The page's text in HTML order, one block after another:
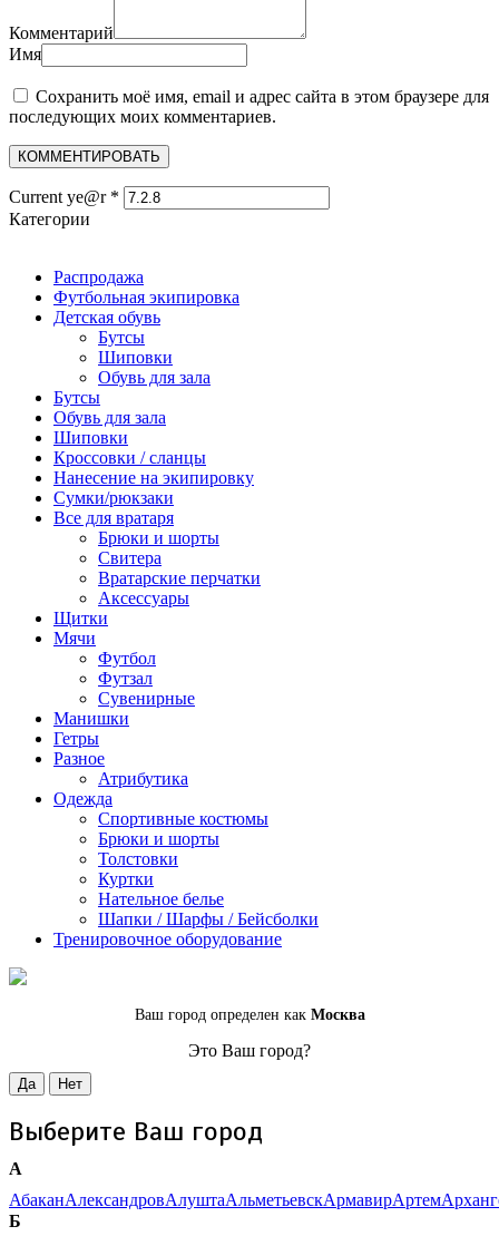
Комментарий
Имя
Сохранить моё имя, email и адрес сайта в этом браузере для
последующих моих комментариев.
Current ye@r *
Категории
Распродажа
Футбольная экипировка
Детская обувь
Бутсы
Шиповки
Обувь для зала
Бутсы
Обувь для зала
Шиповки
Кроссовки / сланцы
Нанесение на экипировку
Сумки/рюкзаки
Все для вратаря
Брюки и шорты
Cвитера
Вратарские перчатки
Аксессуары
Щитки
Мячи
Футбол
Футзал
Сувенирные
Манишки
Гетры
Разное
Атрибутика
Одежда
Спортивные костюмы
Брюки и шорты
Толстовки
Куртки
Нательное белье
Шапки / Шарфы / Бейсболки
Тренировочное оборудование
Ваш город определен как Москва
Это Ваш город?
Да Нет
Выберите Ваш город
А
АбаканАлександровАлуштаАльметьевскАрмавирАртем
Б